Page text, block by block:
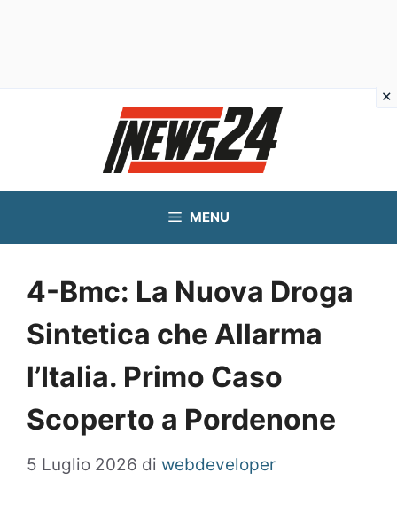
MENU
4-Bmc: La Nuova Droga
Sintetica che Allarma
l’Italia. Primo Caso
Scoperto a Pordenone
5 Luglio 2026 di webdeveloper